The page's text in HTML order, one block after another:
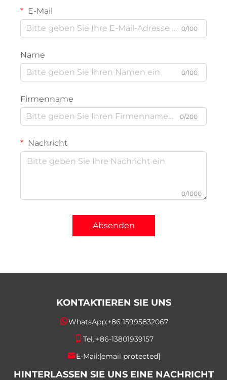
E-Mail
0/100
Name
0/100
Firmenname
0/200
Nachricht
0/1000
Absenden
KONTAKTIEREN SIE UNS
WhatsApp:+86 15995832067
Tel.:+86-13801939157
E-Mail:[email protected]
HINTERLASSEN SIE UNS EINE NACHRICHT